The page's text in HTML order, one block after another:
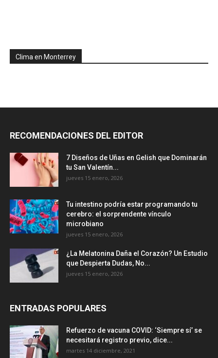
Clima en Monterrey
RECOMENDACIONES DEL EDITOR
7 Diseños de Uñas en Gelish que Dominarán
tu San Valentín...
jueves 15 enero, 2026
Tu intestino podría estar programando tu
cerebro: el sorprendente vínculo
microbiano
jueves 15 enero, 2026
¿La Melatonina Daña el Corazón? Un Estudio
que Despierta Dudas, No...
jueves 15 enero, 2026
ENTRADAS POPULARES
Refuerzo de vacuna COVID: ‘Siempre sí’ se
necesitará registro previo, dice...
martes 14 diciembre, 2021